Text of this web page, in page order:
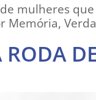
mulheres